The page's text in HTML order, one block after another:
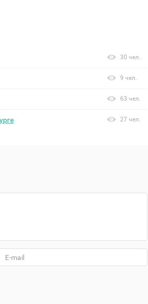
30 чел.
9 чел.
63 чел.
27 чел.